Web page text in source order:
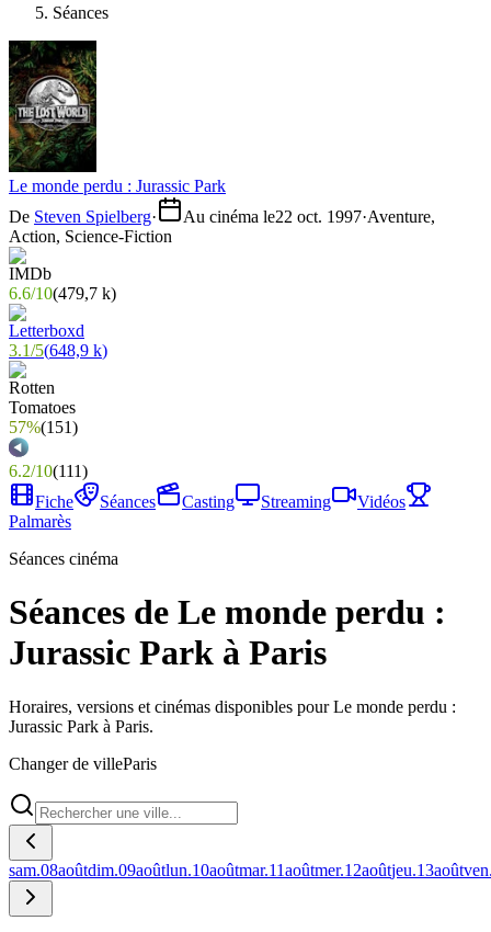
Séances
Le monde perdu : Jurassic Park
De Steven Spielberg· Au cinéma le22 oct. 1997·Aventure,
Action, Science-Fiction
6.6/10(479,7 k)
3.1/5(648,9 k)
57%(151)
6.2/10(111)
Fiche
Séances Casting Streaming
Vidéos
Palmarès
Séances cinéma
Séances de Le monde perdu :
Jurassic Park à Paris
Horaires, versions et cinémas disponibles pour Le monde perdu :
Jurassic Park à Paris.
Changer de villeParis
sam.08aoûtdim.09aoûtlun.10aoûtmar.11aoûtmer.12aoûtjeu.13août